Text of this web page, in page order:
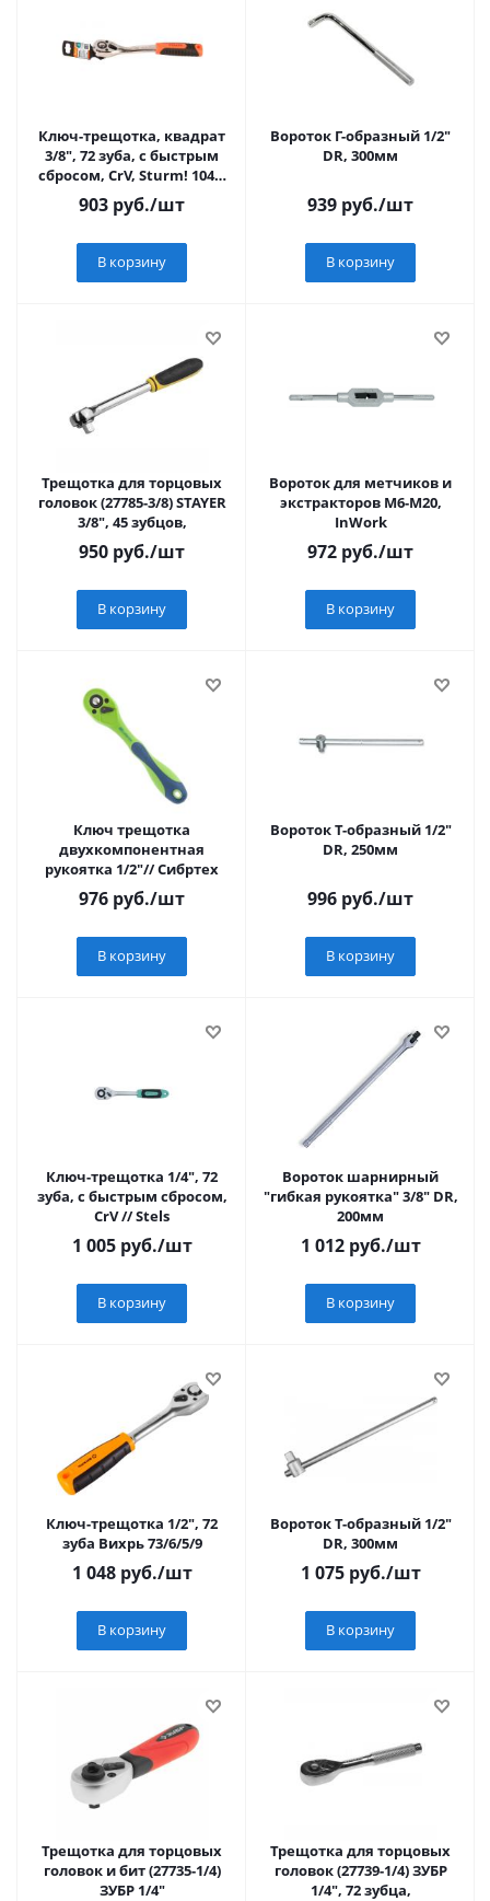
Ключ-трещотка, квадрат
3/8", 72 зуба, с быстрым
сбросом, CrV, Sturm! 1045-
17-R3/8
903 руб./шт
В корзину
Вороток Г-образный 1/2"
DR, 300мм
939 руб./шт
В корзину
Трещотка для торцовых
головок (27785-3/8) STAYER
3/8", 45 зубцов,
950 руб./шт
В корзину
Вороток для метчиков и
экстракторов М6-М20,
InWork
972 руб./шт
В корзину
Ключ трещотка
двухкомпонентная
рукоятка 1/2"// Сибртех
976 руб./шт
В корзину
Вороток Т-образный 1/2"
DR, 250мм
996 руб./шт
В корзину
Ключ-трещотка 1/4", 72
зуба, с быстрым сбросом,
CrV // Stels
1 005руб./шт
В корзину
Вороток шарнирный
"гибкая рукоятка" 3/8" DR,
200мм
1 012руб./шт
В корзину
Ключ-трещотка 1/2", 72
зуба Вихрь 73/6/5/9
1 048руб./шт
В корзину
Вороток Т-образный 1/2"
DR, 300мм
1 075руб./шт
В корзину
Трещотка для торцовых
головок и бит (27735-1/4)
ЗУБР 1/4"
Трещотка для торцовых
головок (27739-1/4) ЗУБР
1/4", 72 зубца,